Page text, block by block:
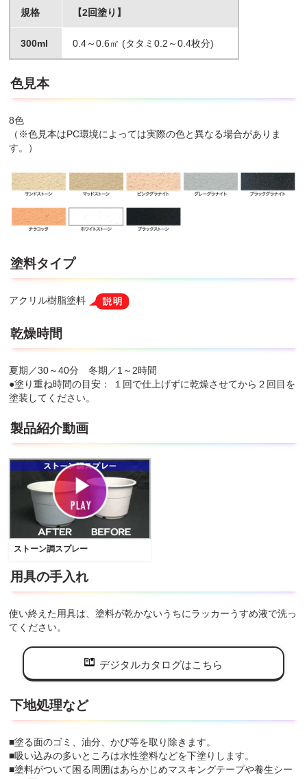
規格 【2回塗り】
300ml 0.4～0.6㎡ (タタミ0.2～0.4枚分)
色見本
8色
（※色見本はPC環境によっては実際の色と異なる場合がありま
す。）
塗料タイプ
アクリル樹脂塗料
乾燥時間
夏期／30～40分 冬期／1～2時間
●塗り重ね時間の目安： １回で仕上げずに乾燥させてから２回目を
塗装してください。
製品紹介動画
ストーン調スプレー
用具の手入れ
使い終えた用具は、塗料が乾かないうちにラッカーうすめ液で洗っ
てください。
デジタルカタログはこちら
下地処理など
■塗る面のゴミ、油分、かび等を取り除きます。
■吸い込みの多いところは水性塗料などを下塗りします。
■塗料がついて困る周囲はあらかじめマスキングテープや養生シー